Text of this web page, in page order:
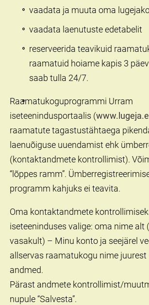
vaadata ja muuta oma
vaadata laenutuste edetabelit
reserveerida teavikuid
raamatuid hoiame kapis 3
saab tulla 24/7.
Raamatukoguprogrammi Urram
iseteenindusportaalis (
raamatute tagastustähtaega
laenuõiguse uuendamist ehk
(kontaktandmete kontrollimist).
“lõppes ramm”.
programm kahjuks ei teavita.
Oma kontaktandmete
iseteeninduses valige: oma nime alt
vasakult) – Minu konto ja seejärel
allservas raamatukogu nime
andmed.
Pärast andmete kontrollimist/
nupule “Salvesta”.